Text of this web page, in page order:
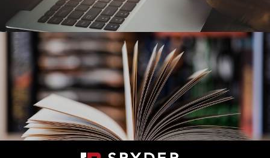
Mail Magazine
メールマガジン
セミナー情報や新刊のご案内を不定期でお届けして
います